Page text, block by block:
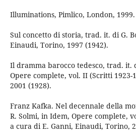
Illuminations, Pimlico, London, 1999.
Sul concetto di storia, trad. it. di G.
Einaudi, Torino, 1997 (1942).
Il dramma barocco tedesco, trad. it.
Opere complete, vol. II (Scritti 1923-
2001 (1928).
Franz Kafka. Nel decennale della
R. Solmi, in Idem, Opere complete,
a cura di E. Ganni, Einaudi, Torino,